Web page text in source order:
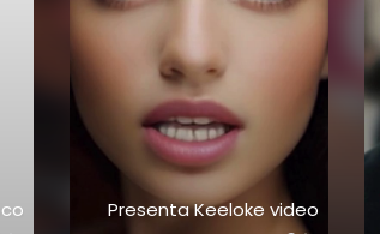
Presenta Keeloke video